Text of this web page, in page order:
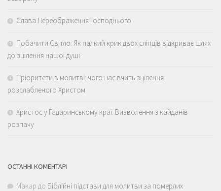
Слава Переображення Господнього
Побачити Світло: Як палкий крик двох сліпців відкриває шлях
до зцілення нашої душі
Пріоритети в молитві: чого нас вчить зцілення
розслабленого Христом
Христос у Гадаринському краї: Визволення з кайданів
розпачу
ОСТАННІ КОМЕНТАРІ
Макар до Біблійні підстави для молитви за померлих